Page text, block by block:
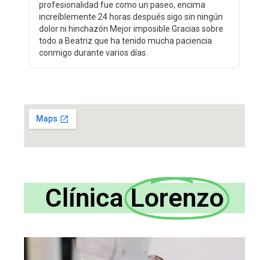
profesionalidad fue como un paseo, encima
increíblemente 24 horas después sigo sin ningún
dolor ni hinchazón Mejor imposible Gracias sobre
todo a Beatriz que ha tenido mucha paciencia
conmigo durante varios días.
ClínicaLorenzo